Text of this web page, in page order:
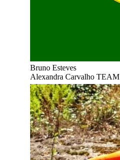
Bruno Esteves
Alexandra Carvalho TEAM